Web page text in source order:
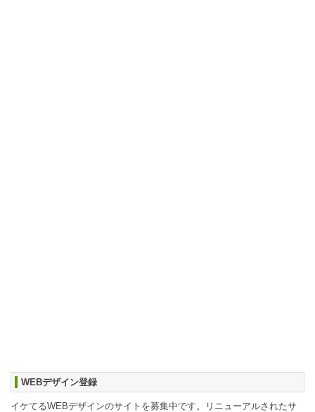
WEBデザイン登録
イケてるWEBデザインのサイトを募集中です。リニューアルされたサ